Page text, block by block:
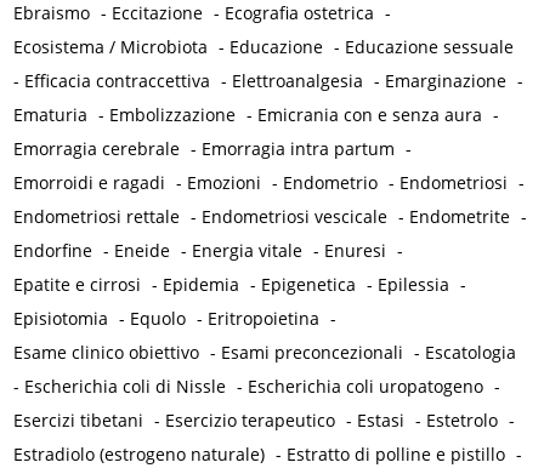
Ebraismo - Eccitazione - Ecografia ostetrica -
Ecosistema / Microbiota - Educazione - Educazione sessuale
- Efficacia contraccettiva - Elettroanalgesia - Emarginazione -
Ematuria - Embolizzazione - Emicrania con e senza aura -
Emorragia cerebrale - Emorragia intra partum -
Emorroidi e ragadi - Emozioni - Endometrio - Endometriosi -
Endometriosi rettale - Endometriosi vescicale - Endometrite -
Endorfine - Eneide - Energia vitale - Enuresi -
Epatite e cirrosi - Epidemia - Epigenetica - Epilessia -
Episiotomia - Equolo - Eritropoietina -
Esame clinico obiettivo - Esami preconcezionali - Escatologia
- Escherichia coli di Nissle - Escherichia coli uropatogeno -
Esercizi tibetani - Esercizio terapeutico - Estasi - Estetrolo -
Estradiolo (estrogeno naturale) - Estratto di polline e pistillo -